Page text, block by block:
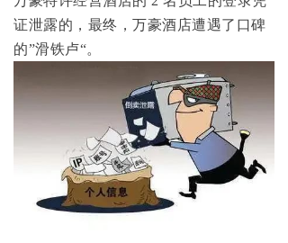
证泄露的，最终，万豪酒店遭遇了口碑
的”滑铁卢“。